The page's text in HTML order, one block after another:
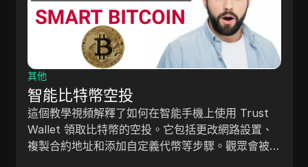
Trust
設置、
會被引
SOCKS5 代理：最佳使用方法
本文介紹了SOCKS5代理的概念、工作原理及
景。 SOCKS5代理是一種高匿名性代理協定，
隱藏使用者的IP位址並支援多種協定（如FTP